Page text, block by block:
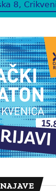
NAJAVE